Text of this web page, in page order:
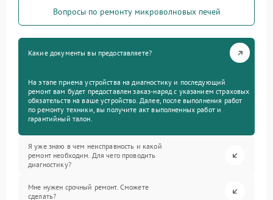
Вопросы по ремонту микроволновых печей
Какие документы вы предоставляете?
На этапе приема устройства на диагностику и последующий
ремонт вам будет предоставлен заказ-наряд с указанием страховых
обязательств на ваше устройство. Далее, после выполнения работ
по ремонту техники, вы получите акт выполненных работ и
гарантийный талон.
Я уже знаю в чем неисправность и какой
ремонт необходим. Для чего проводить
диагностику?
Мне нужен срочный ремонт. Сможете
сделать?